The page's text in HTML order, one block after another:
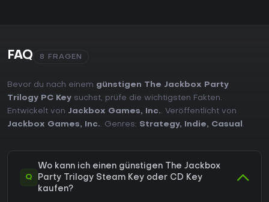
FAQ 8 FRAGEN
Bevor du nach einem günstigen The Jackbox Party
Trilogy PC Key suchst, prüfe die wichtigsten Fakten.
Entwickelt von Jackbox Games, Inc.. Veröffentlicht von
Jackbox Games, Inc.. Genres: Strategy, Indie, Casual .
Q
Wo kann ich einen günstigen The Jackbox
Party Trilogy Steam Key oder CD Key
kaufen?